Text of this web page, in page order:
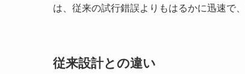
は、従来の試行錯誤よりもはるかに迅速で
従来設計との違い